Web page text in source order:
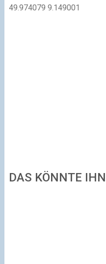
49.974079 9.149001
DAS KÖNNTE